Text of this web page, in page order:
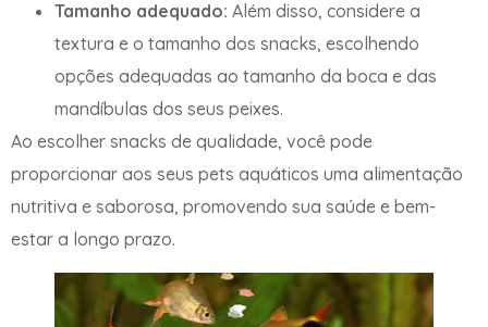
Tamanho adequado: Além disso, considere a
textura e o tamanho dos snacks, escolhendo
opções adequadas ao tamanho da boca e das
mandíbulas dos seus peixes.
Ao escolher snacks de qualidade, você pode
proporcionar aos seus pets aquáticos uma alimentação
nutritiva e saborosa, promovendo sua saúde e bem-
estar a longo prazo.